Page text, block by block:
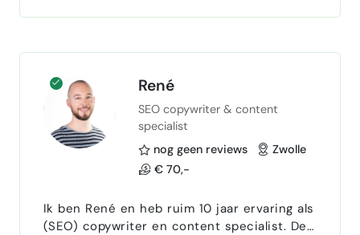
media ads die converteren SEO &
social media marketeer
René
SEO copywriter & content
specialist
nog geen reviews
Zwolle
€ 70,-
Ik ben René en heb ruim 10 jaar ervaring als
(SEO) copywriter en content specialist. De